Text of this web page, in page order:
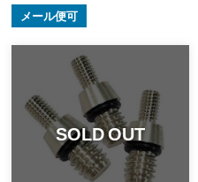
メール便可
SOLD OUT